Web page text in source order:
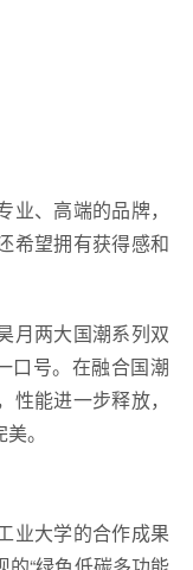
、高端的品牌，
希望拥有获得感和
月两大国潮系列双
口号。在融合国潮
能进一步释放，
。
业大学的合作成果